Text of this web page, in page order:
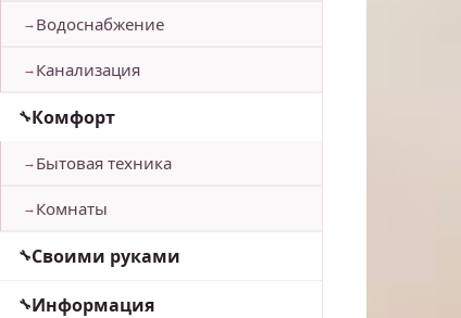
Водоснабжение
Канализация
Комфорт
Бытовая техника
Комнаты
Своими руками
Информация